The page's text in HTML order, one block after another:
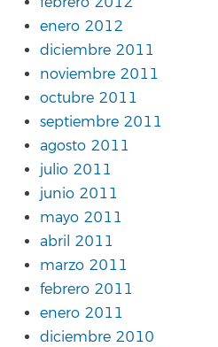
enero 2012
diciembre 2011
noviembre 2011
octubre 2011
septiembre 2011
agosto 2011
julio 2011
junio 2011
mayo 2011
abril 2011
marzo 2011
febrero 2011
enero 2011
diciembre 2010